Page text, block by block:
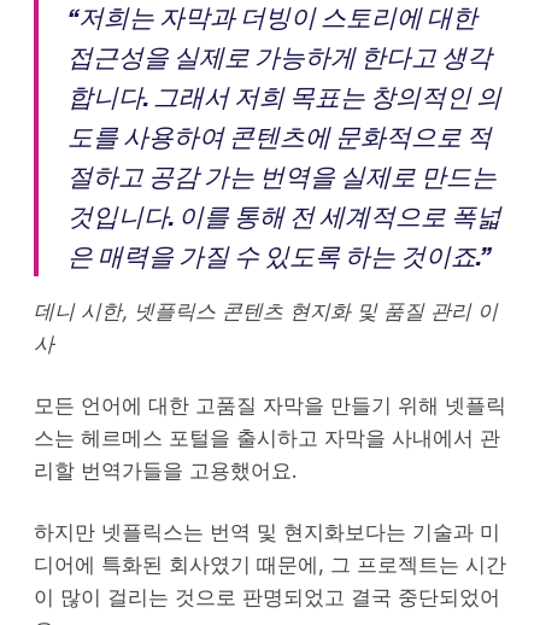
“저희는 자막과 더빙이 스토리에 대한
접근성을 실제로 가능하게 한다고 생각
합니다. 그래서 저희 목표는 창의적인 의
도를 사용하여 콘텐츠에 문화적으로 적
절하고 공감 가는 번역을 실제로 만드는
것입니다. 이를 통해 전 세계적으로 폭넓
은 매력을 가질 수 있도록 하는 것이죠.”
데니 시한, 넷플릭스 콘텐츠 현지화 및 품질 관리 이
사
모든 언어에 대한 고품질 자막을 만들기 위해 넷플릭
스는 헤르메스 포털을 출시하고 자막을 사내에서 관
리할 번역가들을 고용했어요.
하지만 넷플릭스는 번역 및 현지화보다는 기술과 미
디어에 특화된 회사였기 때문에, 그 프로젝트는 시간
이 많이 걸리는 것으로 판명되었고 결국 중단되었어